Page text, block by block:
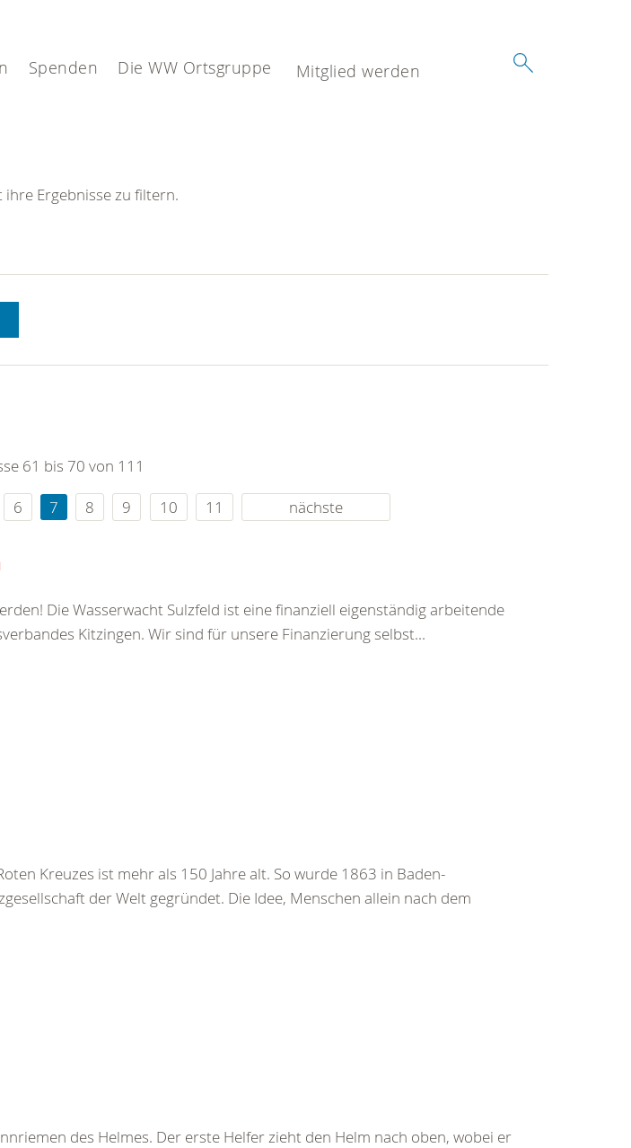
Spenden Die WW Ortsgruppe Mitglied werden
ihre Ergebnisse zu filtern.
61 bis 70 von 111
6 7 8 9 10 11 nächste
Die Wasserwacht Sulzfeld ist eine finanziell eigenständig arbeitende
Kitzingen. Wir sind für unsere Finanzierung selbst...
Kreuzes ist mehr als 150 Jahre alt. So wurde 1863 in Baden-
der Welt gegründet. Die Idee, Menschen allein nach dem
des Helmes. Der erste Helfer zieht den Helm nach oben, wobei er